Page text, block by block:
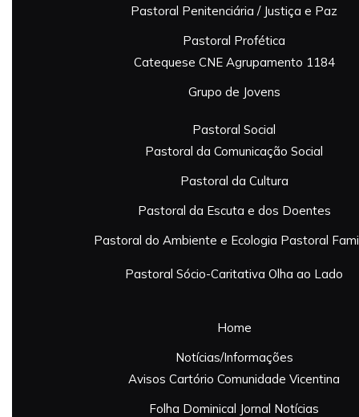
Pastoral Penitenciária / Justiça e Paz
Pastoral Profética
Catequese CNE Agrupamento 1184
Grupo de Jovens
Pastoral Social
Pastoral da Comunicação Social
Pastoral da Cultura
Pastoral da Escuta e dos Doentes
Pastoral do Ambiente e Ecologia Pastoral
Pastoral Sócio-Caritativa Olha ao Lado
Home
Notícias/Informações
Avisos Cartório Comunidade Vicentina
Folha Dominical Jornal Notícias